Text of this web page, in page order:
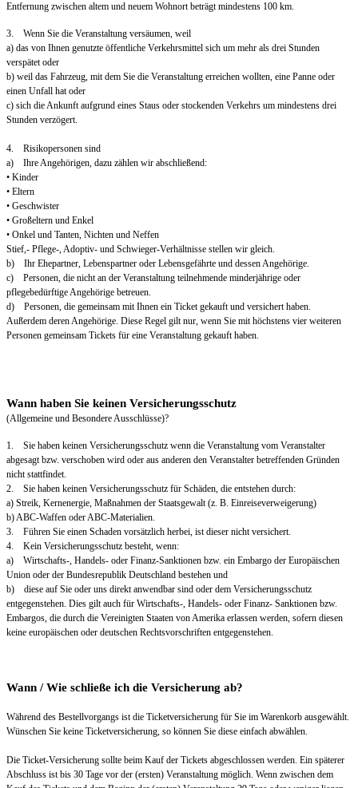
Entfernung zwischen altem und neuem Wohnort beträgt mindestens 100 km.
3. Wenn Sie die Veranstaltung versäumen, weil
a) das von Ihnen genutzte öffentliche Verkehrsmittel sich um mehr als drei Stunden
verspätet oder
b) weil das Fahrzeug, mit dem Sie die Veranstaltung erreichen wollten, eine Panne oder
einen Unfall hat oder
c) sich die Ankunft aufgrund eines Staus oder stockenden Verkehrs um mindestens drei
Stunden verzögert.
4. Risikopersonen sind
a) Ihre Angehörigen, dazu zählen wir abschließend:
• Kinder
• Eltern
• Geschwister
• Großeltern und Enkel
• Onkel und Tanten, Nichten und Neffen
Stief,- Pflege-, Adoptiv- und Schwieger-Verhältnisse stellen wir gleich.
b) Ihr Ehepartner, Lebenspartner oder Lebensgefährte und dessen Angehörige.
c) Personen, die nicht an der Veranstaltung teilnehmende minderjährige oder
pflegebedürftige Angehörige betreuen.
d) Personen, die gemeinsam mit Ihnen ein Ticket gekauft und versichert haben.
Außerdem deren Angehörige. Diese Regel gilt nur, wenn Sie mit höchstens vier weiteren
Personen gemeinsam Tickets für eine Veranstaltung gekauft haben.
Wann haben Sie keinen Versicherungsschutz
(Allgemeine und Besondere Ausschlüsse)?
1. Sie haben keinen Versicherungsschutz wenn die Veranstaltung vom Veranstalter
abgesagt bzw. verschoben wird oder aus anderen den Veranstalter betreffenden Gründen
nicht stattfindet.
2. Sie haben keinen Versicherungsschutz für Schäden, die entstehen durch:
a) Streik, Kernenergie, Maßnahmen der Staatsgewalt (z. B. Einreiseverweigerung)
b) ABC-Waffen oder ABC-Materialien.
3. Führen Sie einen Schaden vorsätzlich herbei, ist dieser nicht versichert.
4. Kein Versicherungsschutz besteht, wenn:
a) Wirtschafts-, Handels- oder Finanz-Sanktionen bzw. ein Embargo der Europäischen
Union oder der Bundesrepublik Deutschland bestehen und
b) diese auf Sie oder uns direkt anwendbar sind oder dem Versicherungsschutz
entgegenstehen. Dies gilt auch für Wirtschafts-, Handels- oder Finanz- Sanktionen bzw.
Embargos, die durch die Vereinigten Staaten von Amerika erlassen werden, sofern diesen
keine europäischen oder deutschen Rechtsvorschriften entgegenstehen.
Wann / Wie schließe ich die Versicherung ab?
Während des Bestellvorgangs ist die Ticketversicherung für Sie im Warenkorb ausgewählt.
Wünschen Sie keine Ticketversicherung, so können Sie diese einfach abwählen.
Die Ticket-Versicherung sollte beim Kauf der Tickets abgeschlossen werden. Ein späterer
Abschluss ist bis 30 Tage vor der (ersten) Veranstaltung möglich. Wenn zwischen dem